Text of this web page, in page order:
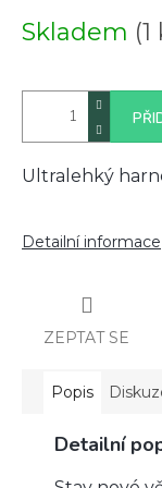
cena:
Skladem (1
Ultralehký
Detailní informace
ZEPTAT SE
Popis
Detailní